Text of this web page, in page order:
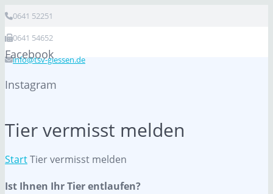
0641 52251
0641 54652
info@tsv-giessen.de
Facebook
Instagram
Tier vermisst melden
StartTier vermisst melden
Ist Ihnen Ihr Tier entlaufen?